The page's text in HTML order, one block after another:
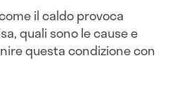
il caldo provoca
quali sono le cause e
questa condizione con